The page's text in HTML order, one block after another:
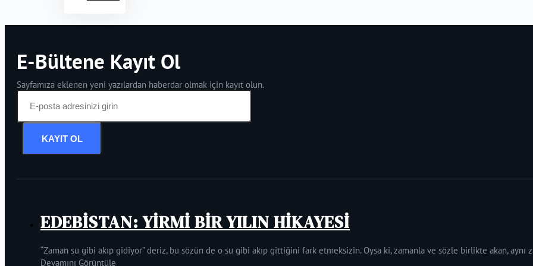
E-Bültene Kayıt Ol
Sayfamıza eklenen yeni yazılardan haberdar olmak için kayıt olun.
KAYIT OL
EDEBİSTAN: YİRMİ BİR YILIN HİKAYESİ
“Zaman su gibi akıp gidiyor” deriz, bu sözün de o su gibi akıp gittiğini fark etmeksizin. Oysa ki, zamanla ve sözle birlikte akan, aynı
Devamını Görüntüle